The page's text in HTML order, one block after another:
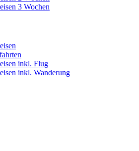
3 Wochen
inkl. Flug
inkl. Wanderung